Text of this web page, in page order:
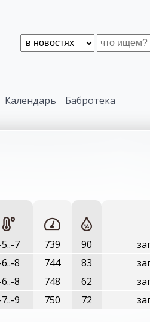
Календарь Бабротека
7 739 90
8 744 83
8 748 62
9 750 72